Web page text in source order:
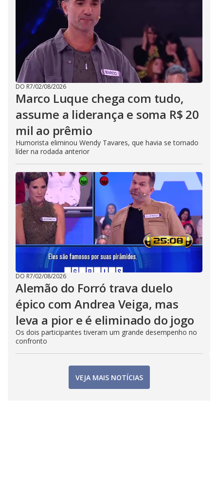
DO R7/02/08/2026
Marco Luque chega com tudo,
assume a liderança e soma R$ 20
mil ao prêmio
Humorista eliminou Wendy Tavares, que havia se tornado
líder na rodada anterior
DO R7/02/08/2026
Alemão do Forró trava duelo
épico com Andrea Veiga, mas
leva a pior e é eliminado do jogo
Os dois participantes tiveram um grande desempenho no
confronto
VEJA MAIS NOTÍCIAS